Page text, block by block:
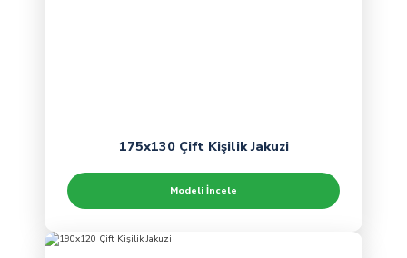
175x130 Çift Kişilik Jakuzi
Modeli İncele